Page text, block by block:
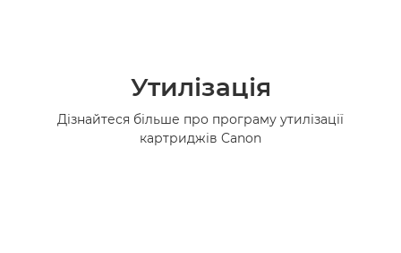
Утилізація
Дізнайтеся більше про програму утилізації
картриджів Canon